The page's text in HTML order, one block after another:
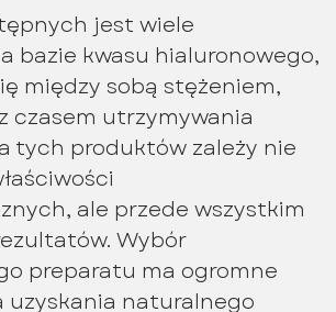
jest wiele
bazie kwasu hialuronowego,
między sobą stężeniem,
czasem utrzymywania
tych produktów zależy nie
ale przede wszystkim
Wybór
preparatu ma ogromne
uzyskania naturalnego